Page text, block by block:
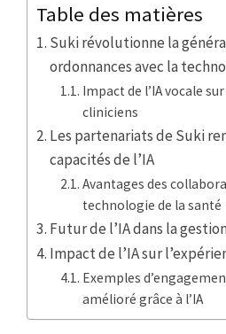
Table des matières
Suki révolutionne la
ordonnances avec la
Impact de l’IA vocale
cliniciens
Les partenariats de Suki
capacités de l’IA
Avantages des
technologie de la santé
Futur de l’IA dans la
Impact de l’IA sur
Exemples
amélioré grâce à l’IA